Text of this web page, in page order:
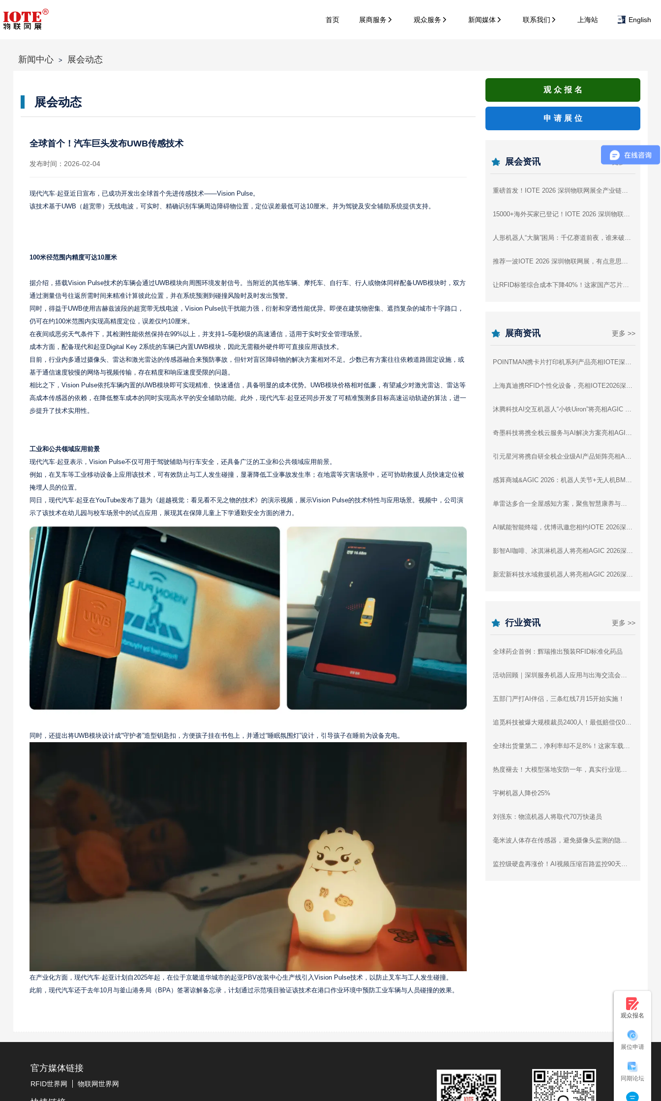
首页 展商服务 观众服务 新闻媒体 联系我们 上海站 English
新闻中心 > 展会动态
展会动态
全球首个！汽车巨头发布UWB传感技术
发布时间：2026-02-04
现代汽车·起亚近日宣布，已成功开发出全球首个先进传感技术——Vision Pulse。
该技术基于UWB（超宽带）无线电波，可实时、精确识别车辆周边障碍物位置，定位误差最低可达10厘米。并为驾驶及安全辅助系统提供支持。
100米径范围内精度可达10厘米
据介绍，搭载Vision Pulse技术的车辆会通过UWB模块向周围环境发射信号。当附近的其他车辆、摩托车、自行车、行人或物体同样配备UWB模块时，双方
通过测量信号往返所需时间来精准计算彼此位置，并在系统预测到碰撞风险时及时发出预警。
同时，得益于UWB使用吉赫兹波段的超宽带无线电波，Vision Pulse抗干扰能力强，衍射和穿透性能优异。即便在建筑物密集、遮挡复杂的城市十字路口，
仍可在约100米范围内实现高精度定位，误差仅约10厘米。
在夜间或恶劣天气条件下，其检测性能依然保持在99%以上，并支持1–5毫秒级的高速通信，适用于实时安全管理场景。
成本方面，配备现代和起亚Digital Key 2系统的车辆已内置UWB模块，因此无需额外硬件即可直接应用该技术。
目前，行业内多通过摄像头、雷达和激光雷达的传感器融合来预防事故，但针对盲区障碍物的解决方案相对不足。少数已有方案往往依赖道路固定设施，或
基于通信速度较慢的网络与视频传输，存在精度和响应速度受限的问题。
相比之下，Vision Pulse依托车辆内置的UWB模块即可实现精准、快速通信，具备明显的成本优势。UWB模块价格相对低廉，有望减少对激光雷达、雷达等
高成本传感器的依赖，在降低整车成本的同时实现高水平的安全辅助功能。此外，现代汽车·起亚还同步开发了可精准预测多目标高速运动轨迹的算法，进一
步提升了技术实用性。
工业和公共领域应用前景
现代汽车·起亚表示，Vision Pulse不仅可用于驾驶辅助与行车安全，还具备广泛的工业和公共领域应用前景。
例如，在叉车等工业移动设备上应用该技术，可有效防止与工人发生碰撞，显著降低工业事故发生率；在地震等灾害场景中，还可协助救援人员快速定位被
掩埋人员的位置。
同日，现代汽车·起亚在YouTube发布了题为《超越视觉：看见看不见之物的技术》的演示视频，展示Vision Pulse的技术特性与应用场景。视频中，公司演
示了该技术在幼儿园与校车场景中的试点应用，展现其在保障儿童上下学通勤安全方面的潜力。
同时，还提出将UWB模块设计成“守护者”造型钥匙扣，方便孩子挂在书包上，并通过“睡眠氛围灯”设计，引导孩子在睡前为设备充电。
在产业化方面，现代汽车·起亚计划自2025年起，在位于京畿道华城市的起亚PBV改装中心生产线引入Vision Pulse技术，以防止叉车与工人发生碰撞。
此前，现代汽车还于去年10月与釜山港务局（BPA）签署谅解备忘录，计划通过示范项目验证该技术在港口作业环境中预防工业车辆与人员碰撞的效果。
观众报名
申请展位
展会资讯 更多 >>
重磅首发！IOTE 2026 深圳物联网展全产业链参展商图谱，逛展找厂商一站式攻略
15000+海外买家已登记！IOTE 2026 深圳物联网展，AI硬件出海为什么非来不可？
人形机器人“大脑”困局：千亿赛道前夜，谁来破局？
推荐一波IOTE 2026 深圳物联网展，有点意思的高精尖+趣味黑科技展品！
让RFID标签综合成本下降40%！这家国产芯片公司是怎么做到的
展商资讯 更多 >>
POINTMAN携卡片打印机系列产品亮相IOTE深圳物联网展，与您相约8月展会9号馆9D91交流
上海真迪携RFID个性化设备，亮相IOTE2026深圳物联网展 - 与您相约8月展会9号馆9D64交流
沐腾科技AI交互机器人“小铁Uiron”将亮相AGIC 2026深圳通用人工智能展
奇墨科技将携全栈云服务与AI解决方案亮相AGIC 2026深圳通用人工智能展
引元星河将携自研全栈企业级AI产品矩阵亮相AGIC 2026深圳通用人工智能展
感算商城&AGIC 2026：机器人关节+无人机BMS+灵巧手，一站式驱动智能未来
单雷达多合一全屋感知方案，聚焦智慧康养与全屋智能 | 云帆瑞达即将亮相IOTE 2026深圳展
AI赋能智能终端，优博讯邀您相约IOTE 2026深圳国际物联网展
影智AI咖啡、冰淇淋机器人将亮相AGIC 2026深圳通用人工智能展，展示数字劳动力新形态
新宏新科技水域救援机器人将亮相AGIC 2026深圳通用人工智能展
行业资讯 更多 >>
全球药企首例：辉瑞推出预装RFID标准化药品
活动回顾｜深圳服务机器人应用与出海交流会圆满落幕：梯控、清洁、配送、烹饪、工业机器人同台分享，合规、渠道、场景干货全覆盖
五部门严打AI伴侣，三条红线7月15开始实施！
追觅科技被爆大规模裁员2400人！最低赔偿仅0.5月工资
全球出货量第二，净利率却不足8%！这家车载智慧影像设备企业递表港交所
热度褪去！大模型落地安防一年，真实行业现状远超想象
宇树机器人降价25%
刘强东：物流机器人将取代70万快递员
毫米波人体存在传感器，避免摄像头监测的隐私问题
监控级硬盘再涨价！AI视频压缩百路监控90天存储立省30万
官方媒体链接
RFID世界网 物联网世界网
观众报名
展位申请
同期论坛